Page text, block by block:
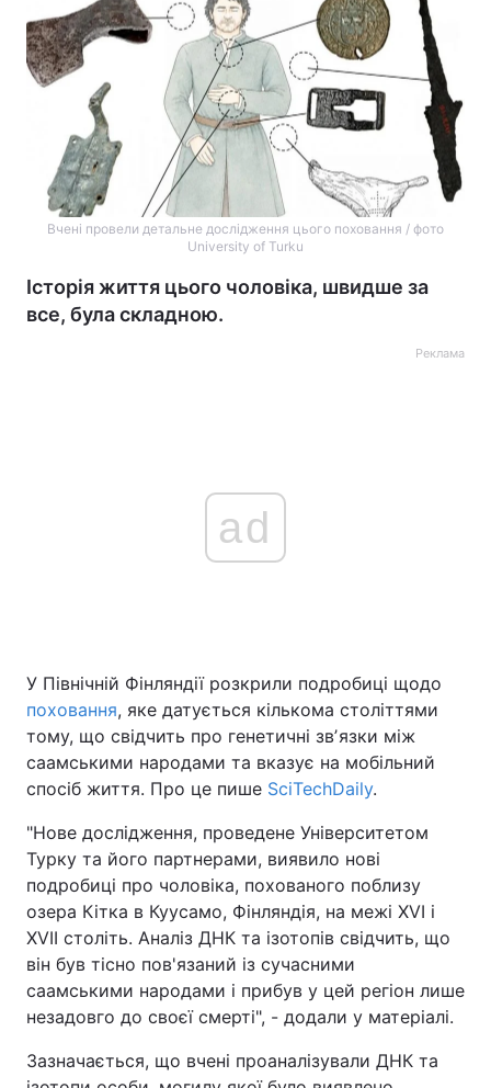
Вчені провели детальне дослідження цього поховання / фото
University of Turku
Історія життя цього чоловіка, швидше за
все, була складною.
Реклама
ad
У Північній Фінляндії розкрили подробиці щодо
поховання, яке датується кількома століттями
тому, що свідчить про генетичні звʼязки між
саамськими народами та вказує на мобільний
спосіб життя. Про це пише SciTechDaily.
"Нове дослідження, проведене Університетом
Турку та його партнерами, виявило нові
подробиці про чоловіка, похованого поблизу
озера Кітка в Куусамо, Фінляндія, на межі XVI і
XVII століть. Аналіз ДНК та ізотопів свідчить, що
він був тісно пов'язаний із сучасними
саамськими народами і прибув у цей регіон лише
незадовго до своєї смерті", - додали у матеріалі.
Зазначається, що вчені проаналізували ДНК та